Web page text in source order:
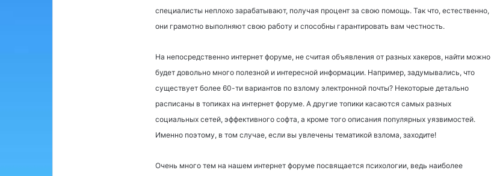
специалисты неплохо зарабатывают, получая процент за свою помощь. Так что, естественно,
они грамотно выполняют свою работу и способны гарантировать вам честность.
На непосредственно интернет форуме, не считая объявления от разных хакеров, найти можно
будет довольно много полезной и интересной информации. Например, задумывались, что
существует более 60-ти вариантов по взлому электронной почты? Некоторые детально
расписаны в топиках на интернет форуме. А другие топики касаются самых разных
социальных сетей, эффективного софта, а кроме того описания популярных уязвимостей.
Именно поэтому, в том случае, если вы увлечены тематикой взлома, заходите!
Очень много тем на нашем интернет форуме посвящается психологии, ведь наиболее